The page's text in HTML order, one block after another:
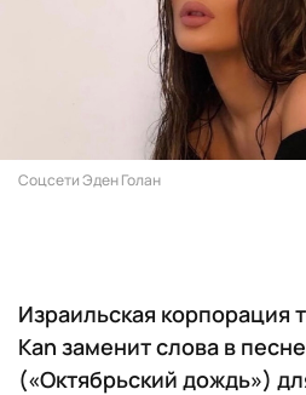
Соцсети Эден Голан
Израильская корпорация
Kan заменит слова в
(«Октябрьский дождь»)